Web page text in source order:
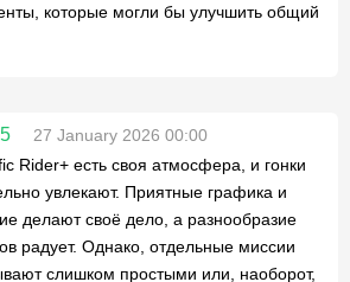
которые могли бы улучшить общий
27 January 2026 00:00
Rider+ есть своя атмосфера, и гонки
увлекают. Приятные графика и
делают своё дело, а разнообразие
радует. Однако, отдельные миссии
слишком простыми или, наоборот,